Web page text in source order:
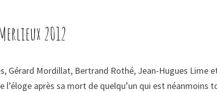
2012
Gérard Mordillat, Bertrand Rothé, Jean-Hugues Lime
après sa mort de quelqu’un qui est néanmoins